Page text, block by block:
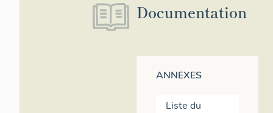
Documentation
ANNEXES
Liste du